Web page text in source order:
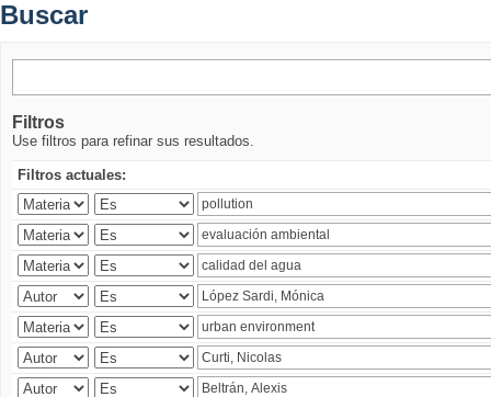
Buscar
Filtros
Use filtros para refinar sus resultados.
Filtros actuales: